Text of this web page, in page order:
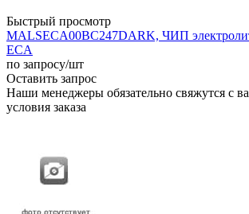
Быстрый просмотр
MALSECA00BC247DARK, ЧИП
ECA
по запросу/шт
Оставить запрос
Наши менеджеры обязательно свяжутся с
условия заказа